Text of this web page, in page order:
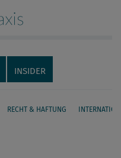
INSIDER
RECHT & HAFTUNG